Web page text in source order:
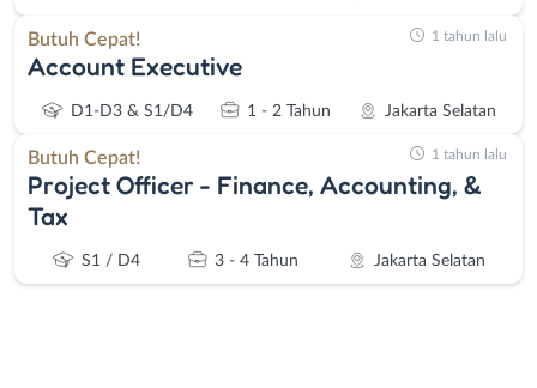
Butuh Cepat!
Account Executive
D1-D3 & S1/D4 1 - 2 Tahun Jakarta Selatan
1 tahun lalu
Butuh Cepat!
Project Officer - Finance, Accounting, &
Tax
S1 / D4 3 - 4 Tahun Jakarta Selatan
1 tahun lalu